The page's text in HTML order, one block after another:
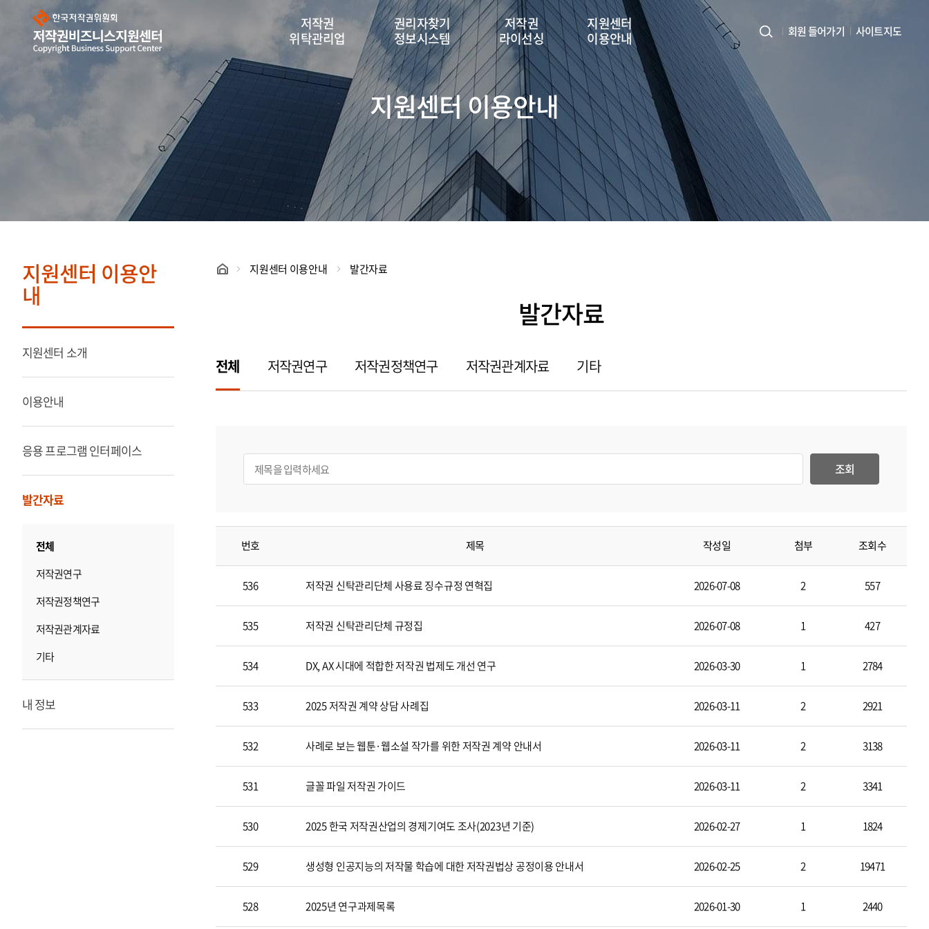
비
저작권
위탁관리업
권리자찾기
정보시스템
저작권
라이선싱
지원센터
이용안내
회원 들어가기
사이트지도
지원센터 이용안내
지원센터 이용안
내
지원센터 소개
이용안내
응용 프로그램 인터페이스
발간자료
전체
저작권연구
저작권정책연구
저작권관계자료
기타
내 정보
지원센터 이용안내 발간자료
발간자료
전체 저작권연구 저작권정책연구 저작권관계자료 기타
조회
조
연
번호 제목 작성일 첨부 조회수
536 저작권 신탁관리단체 사용료 징수규정 연혁집 2026-07-08 2 557
535 저작권 신탁관리단체 규정집 2026-07-08 1 427
534 DX, AX 시대에 적합한 저작권 법제도 개선 연구 2026-03-30 1 2784
533 2025 저작권 계약 상담 사례집 2026-03-11 2 2921
532 사례로 보는 웹툰·웹소설 작가를 위한 저작권 계약 안내서 2026-03-11 2 3138
531 글꼴 파일 저작권 가이드 2026-03-11 2 3341
530 2025 한국 저작권산업의 경제기여도 조사(2023년 기준) 2026-02-27 1 1824
529 생성형 인공지능의 저작물 학습에 대한 저작권법상 공정이용 안내서 2026-02-25 2 19471
528 2025년 연구과제목록 2026-01-30 1 2440